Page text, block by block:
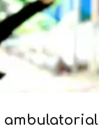
ambulatorial